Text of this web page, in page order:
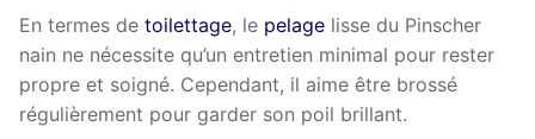
En termes de toilettage, le pelage lisse du Pinscher
nain ne nécessite qu’un entretien minimal pour rester
propre et soigné. Cependant, il aime être brossé
régulièrement pour garder son poil brillant.